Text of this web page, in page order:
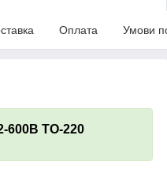
Оплата Умови
600B TO-220